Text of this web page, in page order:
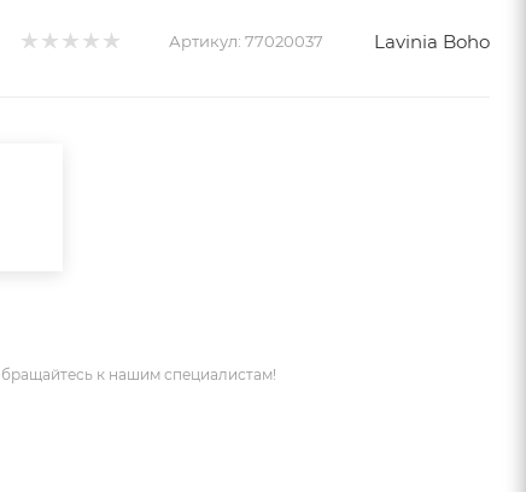
Артикул: 77020037 Lavinia Boho
к нашим специалистам!